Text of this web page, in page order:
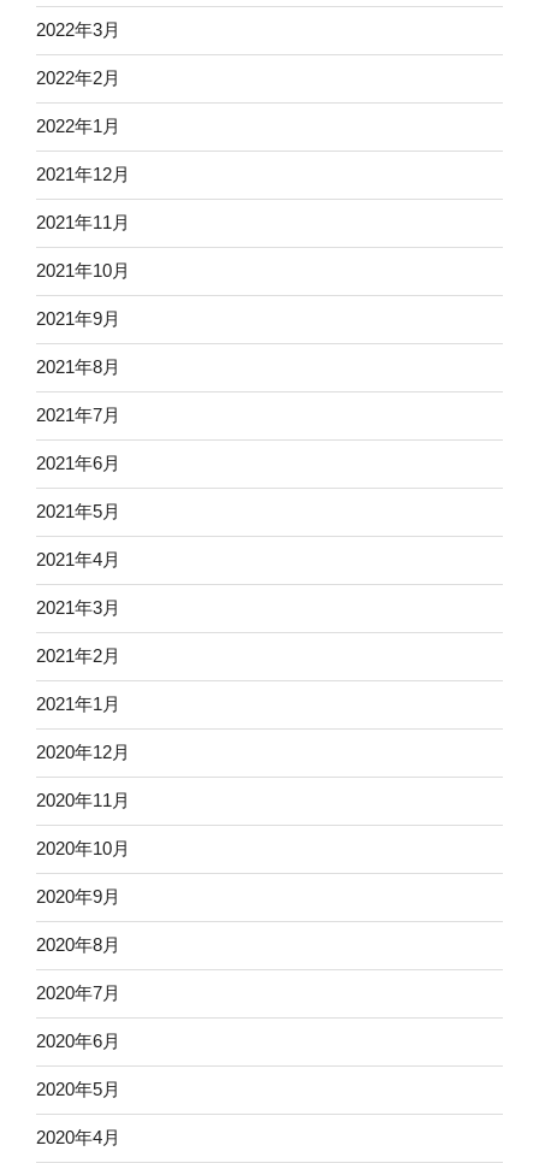
2022年3月
2022年2月
2022年1月
2021年12月
2021年11月
2021年10月
2021年9月
2021年8月
2021年7月
2021年6月
2021年5月
2021年4月
2021年3月
2021年2月
2021年1月
2020年12月
2020年11月
2020年10月
2020年9月
2020年8月
2020年7月
2020年6月
2020年5月
2020年4月